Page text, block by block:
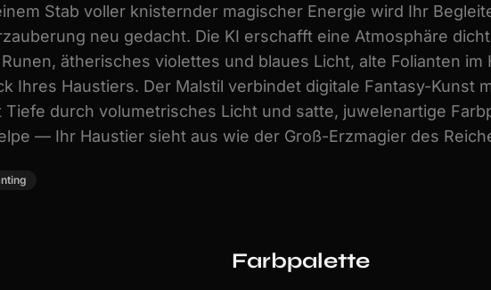
Stab voller knisternder magischer Energie wird Ihr
neu gedacht. Die KI erschafft eine Atmosphäre
ätherisches violettes und blaues Licht, alte Folianten im
Ihres Haustiers. Der Malstil verbindet digitale Fantasy-Kunst
durch volumetrisches Licht und satte, juwelenartige
— Ihr Haustier sieht aus wie der Groß-Erzmagier des
Farbpalette